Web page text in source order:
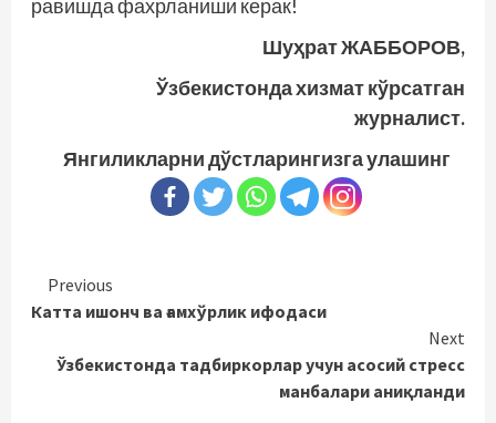
равишда фахрланиши керак!
Шуҳрат ЖАББОРОВ,
Ўзбекистонда хизмат кўрсатган
журналист.
Янгиликларни дўстларингизга улашинг
Continue
Reading
Previous
Катта ишонч ва ғамхўрлик ифодаси
Next
Ўзбекистонда тадбиркорлар учун асосий стресс
манбалари аниқланди